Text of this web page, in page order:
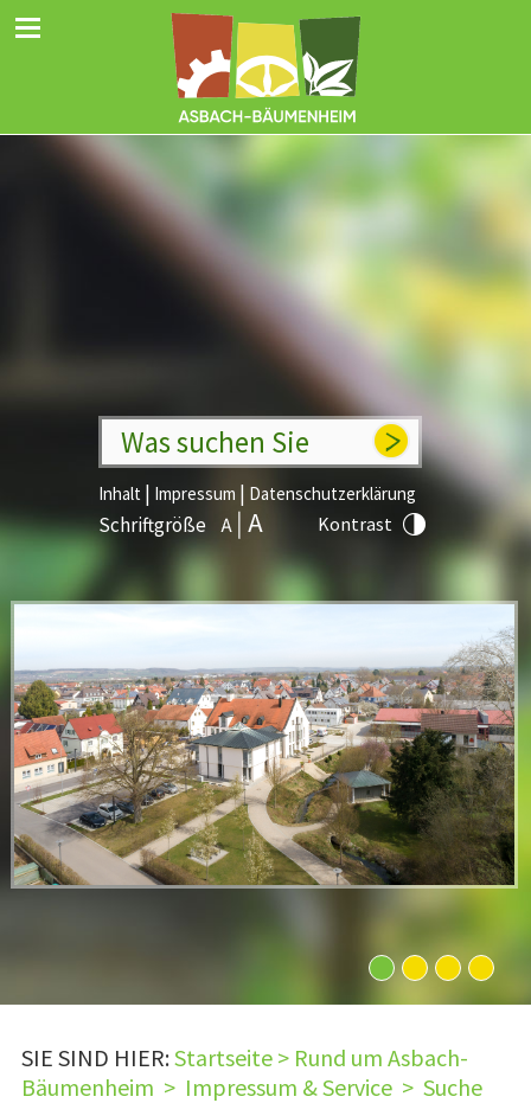
Was suchen Sie
Inhalt | Impressum | Datenschutzerklärung
Schriftgröße Kontrast
SIE SIND HIER:Startseite> Rund um Asbach-
Bäumenheim > Impressum & Service> Suche